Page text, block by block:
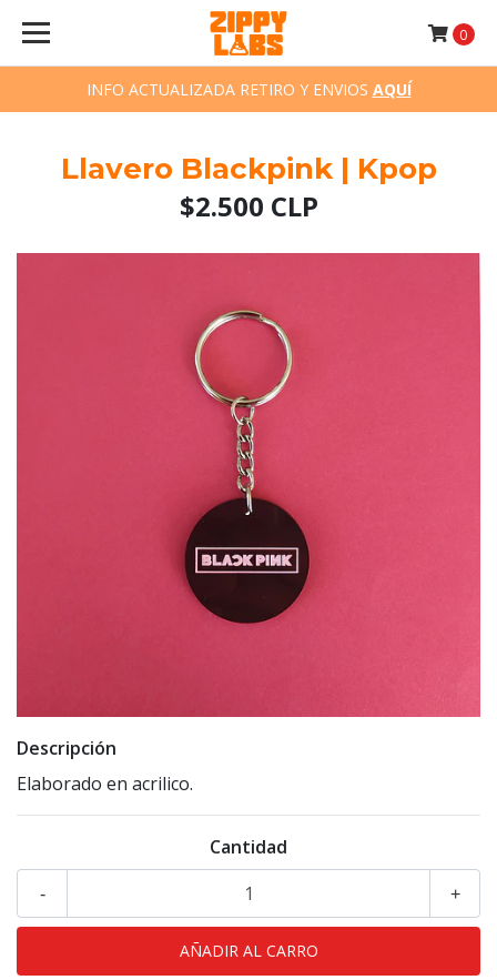
INFO ACTUALIZADA RETIRO Y ENVIOS AQUÍ
0
Llavero Blackpink | Kpop
$2.500 CLP
Descripción
Elaborado en acrilico.
Cantidad
+
-